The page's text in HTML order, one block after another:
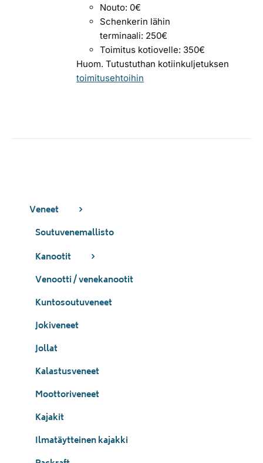
Nouto: 0€
Schenkerin lähin
terminaali: 250€
Toimitus kotiovelle: 350€
Huom. Tutustuthan kotiinkuljetuksen
toimitusehtoihin
Veneet
Soutuvenemallisto
Kanootit
Venootti / venekanootit
Kuntosoutuveneet
Jokiveneet
Jollat
Kalastusveneet
Moottoriveneet
Kajakit
Ilmatäytteinen kajakki